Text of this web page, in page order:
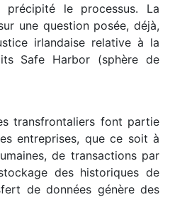
le processus. La
une question posée, déjà,
irlandaise relative à la
Safe Harbor (sphère de
transfrontaliers font partie
entreprises, que ce soit à
de transactions par
des historiques de
de données génère des